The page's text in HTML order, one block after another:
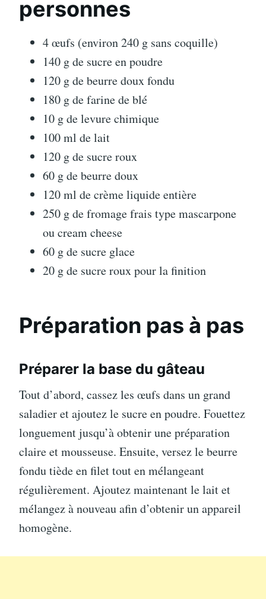
personnes
4 œufs (environ 240 g sans coquille)
140 g de sucre en poudre
120 g de beurre doux fondu
180 g de farine de blé
10 g de levure chimique
100 ml de lait
120 g de sucre roux
60 g de beurre doux
120 ml de crème liquide entière
250 g de fromage frais type mascarpone
ou cream cheese
60 g de sucre glace
20 g de sucre roux pour la finition
Préparation pas à pas
Préparer la base du gâteau
Tout d’abord, cassez les œufs dans un grand
saladier et ajoutez le sucre en poudre. Fouettez
longuement jusqu’à obtenir une préparation
claire et mousseuse. Ensuite, versez le beurre
fondu tiède en filet tout en mélangeant
régulièrement. Ajoutez maintenant le lait et
mélangez à nouveau afin d’obtenir un appareil
homogène.